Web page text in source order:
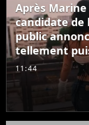
Après
candidate de
public
tellement
11:44